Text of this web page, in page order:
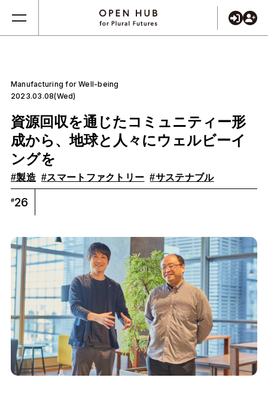
Manufacturing for Well-being
2023.03.08(Wed)
資源回収を通じたコミュニティー形
成から、地球と人々にウェルビーイ
ングを
#製造 #スマートファクトリー #サステナブル
#26